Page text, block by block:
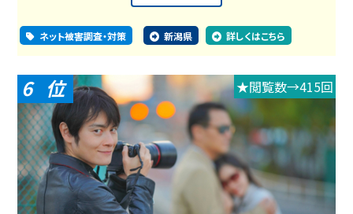
ネット被害調査・対策 新潟県 詳しくはこちら
6 ★閲覧数→415回